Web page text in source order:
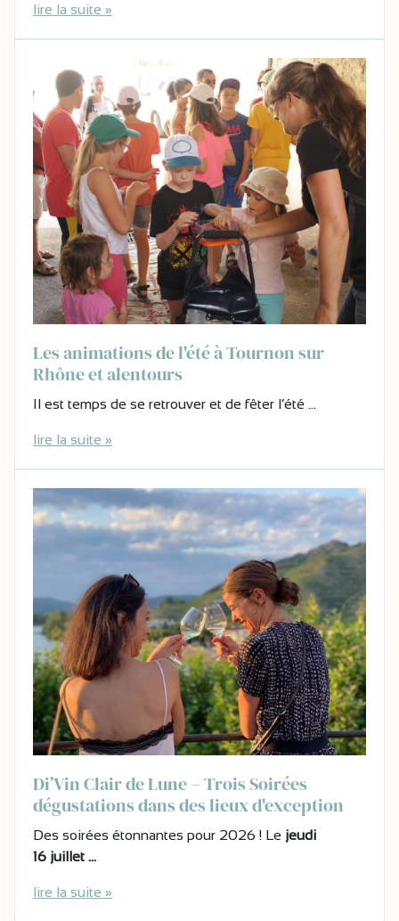
lire la suite »
Les animations de l'été à Tournon sur
Rhône et alentours
Il est temps de se retrouver et de fêter l’été …
lire la suite »
Di’Vin Clair de Lune – Trois Soirées
dégustations dans des lieux d'exception
Des soirées étonnantes pour 2026 ! Le jeudi
16 juillet …
lire la suite »